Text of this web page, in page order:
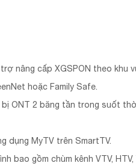
nâng cấp XGSPON theo khu
hoặc Family Safe.
ONT 2 băng tần trong suốt
dụng MyTV trên SmartTV.
bao gồm chùm kênh VTV,